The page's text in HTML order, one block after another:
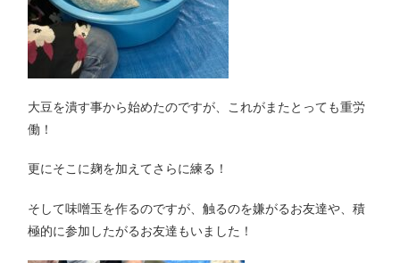
大豆を潰す事から始めたのですが、これがまたとっても重労
働！
更にそこに麹を加えてさらに練る！
そして味噌玉を作るのですが、触るのを嫌がるお友達や、積
極的に参加したがるお友達もいました！